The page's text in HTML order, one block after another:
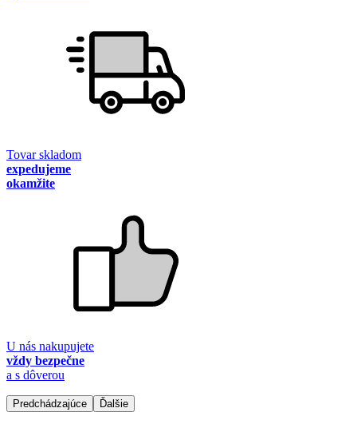
Tovar skladom
expedujeme
okamžite
U nás nakupujete
vždy bezpečne
a s dôverou
Predchádzajúce Ďalšie